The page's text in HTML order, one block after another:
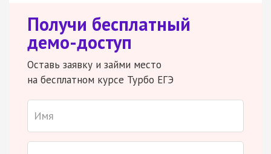
Получи бесплатный
демо-доступ
Оставь заявку и займи место
на бесплатном курсе Турбо ЕГЭ